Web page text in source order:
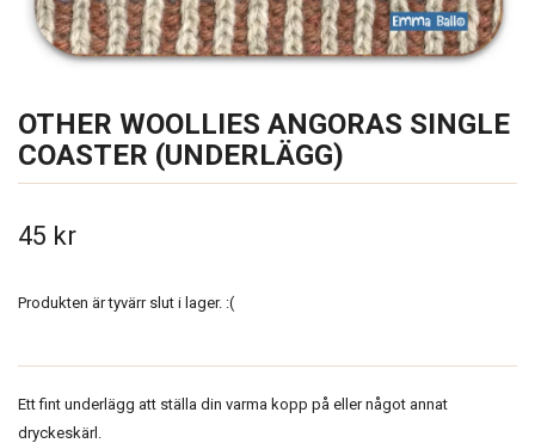
OTHER WOOLLIES ANGORAS SINGLE
COASTER (UNDERLÄGG)
45 kr
Produkten är tyvärr slut i lager. :(
Ett fint underlägg att ställa din varma kopp på eller något annat
dryckeskärl.